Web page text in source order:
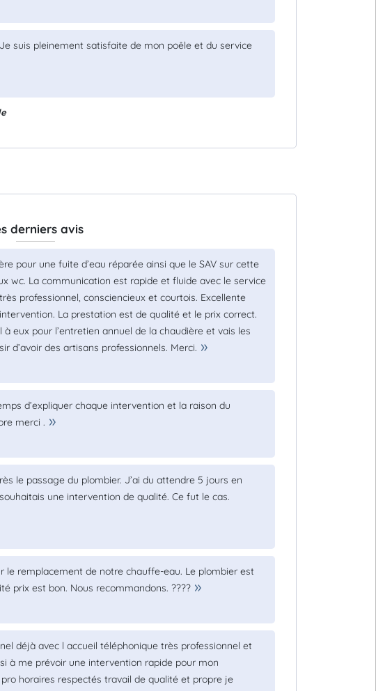
suis pleinement satisfaite de mon poêle et du service
derniers avis
pour une fuite d’eau réparée ainsi que le SAV sur cette
wc. La communication est rapide et fluide avec le service
professionnel, consciencieux et courtois. Excellente
La prestation est de qualité et le prix correct.
eux pour l’entretien annuel de la chaudière et vais les
d’avoir des artisans professionnels. Merci.
d’expliquer chaque intervention et la raison du
merci .
le passage du plombier. J’ai du attendre 5 jours en
une intervention de qualité. Ce fut le cas.
le remplacement de notre chauffe-eau. Le plombier est
prix est bon. Nous recommandons. ????
déjà avec l accueil téléphonique très professionnel et
à me prévoir une intervention rapide pour mon
horaires respectés travail de qualité et propre je